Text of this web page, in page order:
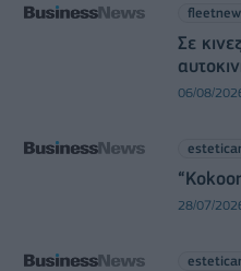
Σε
06/08/
28/07/